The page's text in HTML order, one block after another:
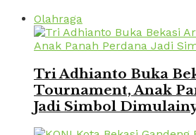
Olahraga
Tri Adhianto Buka
Tournament, Anak
Jadi Simbol